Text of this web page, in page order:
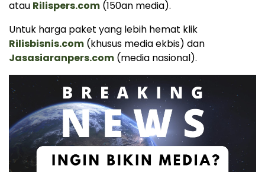
atau Rilispers.com (150an media).
Untuk harga paket yang lebih hemat klik
Rilisbisnis.com (khusus media ekbis) dan
Jasasiaranpers.com (media nasional).